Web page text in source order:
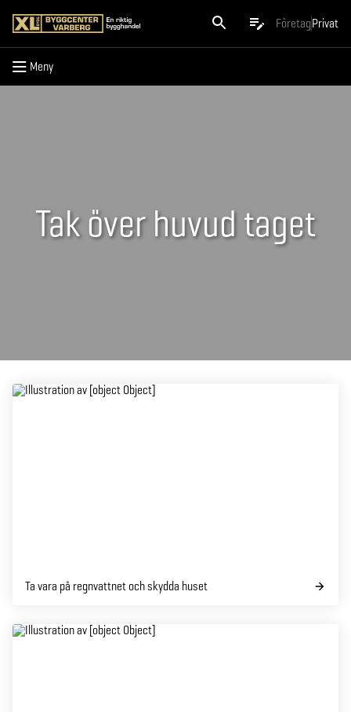
FöretagPrivat
Meny
Meny
Tak över huvud taget
Ta vara på regnvattnet och skydda huset